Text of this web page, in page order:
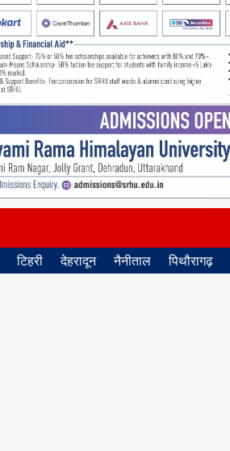
टिहरी देहरादून नैनीताल पिथौरागढ़